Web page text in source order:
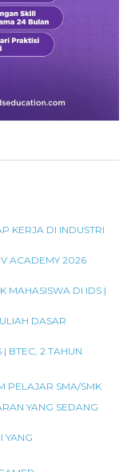
KERJA DI INDUSTRI
ACADEMY 2026
MAHASISWA DI IDS |
DASAR
BTEC, 2 TAHUN
PELAJAR SMA/SMK
YANG SEDANG
YANG